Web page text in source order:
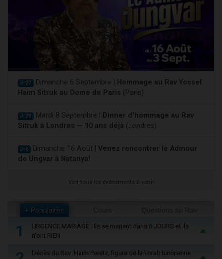
J-27 Dimanche 6 Septembre |
Hommage au Rav Yossef
Haim Sitruk au Dome de Paris (Paris)
J-29 Mardi 8 Septembre |
Dinner d'hommage au Rav
Sitruk à Londres — 10 ans déjà (Londres)
J-6 Dimanche 16 Août | Venez rencontrer le Admour
de Ungvar à Natanya!
Voir tous les événements à venir
+ Populaires
1
URGENCE MARIAGE : Ils se marient dans 6 JOURS et ils
n'ont RIEN
Décès du Rav ‘Haïm Peretz, figure de la Torah tunisienne